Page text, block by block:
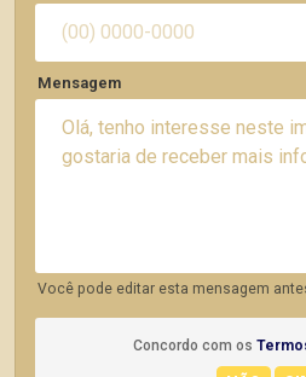
Mensagem
Você pode editar esta mensagem
Concordo com os